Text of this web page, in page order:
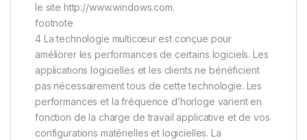
le site http://www.windows.com.
footnote
4 La technologie multicœur est conçue pour
améliorer les performances de certains logiciels. Les
applications logicielles et les clients ne bénéficient
pas nécessairement tous de cette technologie. Les
performances et la fréquence d’horloge varient en
fonction de la charge de travail applicative et de vos
configurations matérielles et logicielles. La